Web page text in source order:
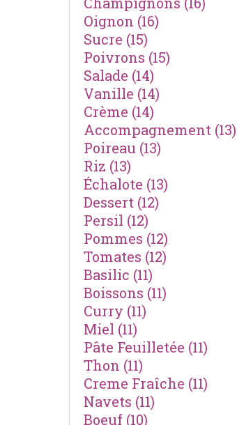
Oignon (16)
Sucre (15)
Poivrons (15)
Salade (14)
Vanille (14)
Crème (14)
Accompagnement (13)
Poireau (13)
Riz (13)
Échalote (13)
Dessert (12)
Persil (12)
Pommes (12)
Tomates (12)
Basilic (11)
Boissons (11)
Curry (11)
Miel (11)
Pâte Feuilletée (11)
Thon (11)
Creme Fraîche (11)
Navets (11)
Boeuf (10)